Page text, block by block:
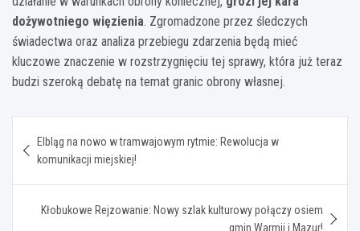
dożywotniego więzienia. Zgromadzone przez śledczych
świadectwa oraz analiza przebiegu zdarzenia będą mieć
kluczowe znaczenie w rozstrzygnięciu tej sprawy, która już teraz
budzi szeroką debatę na temat granic obrony własnej.
wpisu
Elbląg na nowo w tramwajowym rytmie: Rewolucja w
komunikacji miejskiej!
Kłobukowe Rejzowanie: Nowy szlak kulturowy połączy osiem
gmin Warmii i Mazur!